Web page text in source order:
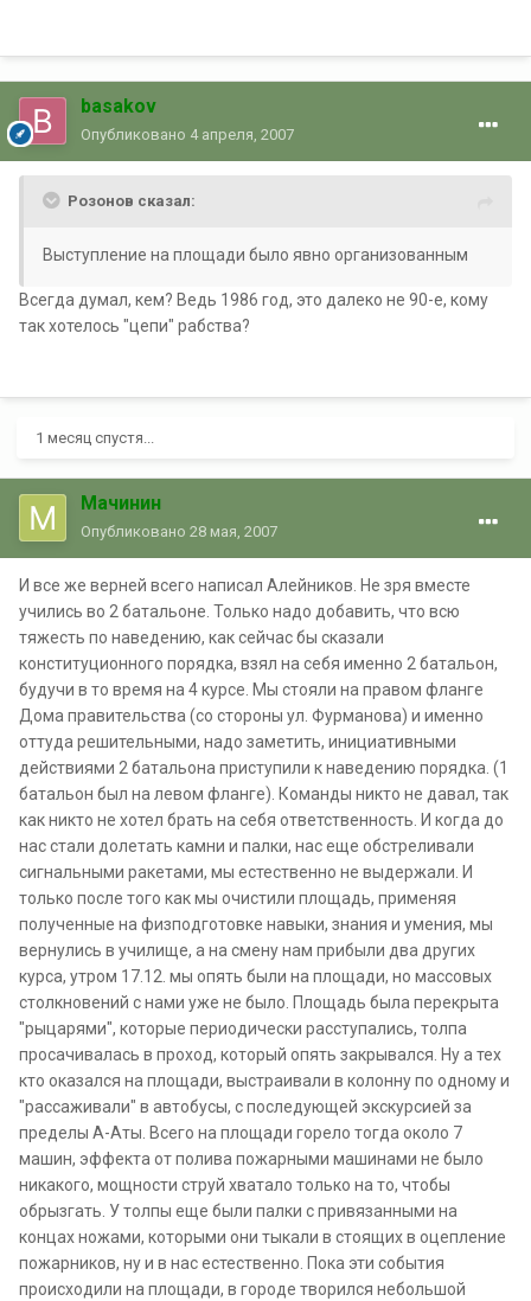
basakov
Опубликовано 4 апреля, 2007
Розонов сказал:
Выступление на площади было явно организованным
Всегда думал, кем? Ведь 1986 год, это далеко не 90-е, кому
так хотелось "цепи" рабства?
1 месяц спустя...
Мачинин
Опубликовано 28 мая, 2007
И все же верней всего написал Алейников. Не зря вместе
учились во 2 батальоне. Только надо добавить, что всю
тяжесть по наведению, как сейчас бы сказали
конституционного порядка, взял на себя именно 2 батальон,
будучи в то время на 4 курсе. Мы стояли на правом фланге
Дома правительства (со стороны ул. Фурманова) и именно
оттуда решительными, надо заметить, инициативными
действиями 2 батальона приступили к наведению порядка. (1
батальон был на левом фланге). Команды никто не давал, так
как никто не хотел брать на себя ответственность. И когда до
нас стали долетать камни и палки, нас еще обстреливали
сигнальными ракетами, мы естественно не выдержали. И
только после того как мы очистили площадь, применяя
полученные на физподготовке навыки, знания и умения, мы
вернулись в училище, а на смену нам прибыли два других
курса, утром 17.12. мы опять были на площади, но массовых
столкновений с нами уже не было. Площадь была перекрыта
"рыцарями", которые периодически расступались, толпа
просачивалась в проход, который опять закрывался. Ну а тех
кто оказался на площади, выстраивали в колонну по одному и
"рассаживали" в автобусы, с последующей экскурсией за
пределы А-Аты. Всего на площади горело тогда около 7
машин, эффекта от полива пожарными машинами не было
никакого, мощности струй хватало только на то, чтобы
обрызгать. У толпы еще были палки с привязанными на
концах ножами, которыми они тыкали в стоящих в оцепление
пожарников, ну и в нас естественно. Пока эти события
происходили на площади, в городе творился небольшой